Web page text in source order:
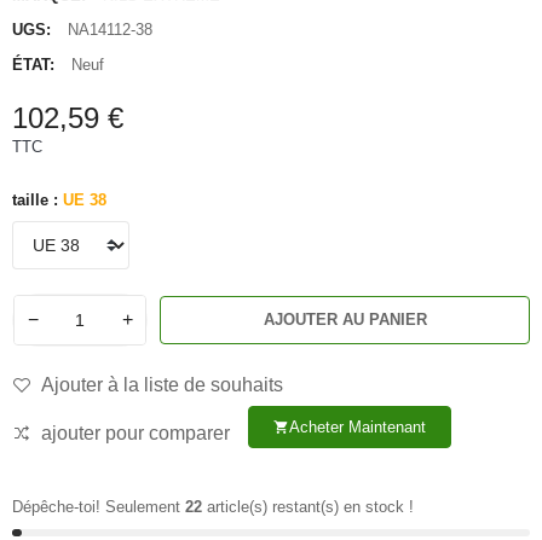
UGS:
NA14112-38
ÉTAT:
Neuf
102,59 €
TTC
taille : UE 38
− + AJOUTER AU PANIER
Ajouter à la liste de souhaits
ajouter pour comparer shopping_cartAcheter Maintenant
Dépêche-toi! Seulement 22 article(s) restant(s) en stock !